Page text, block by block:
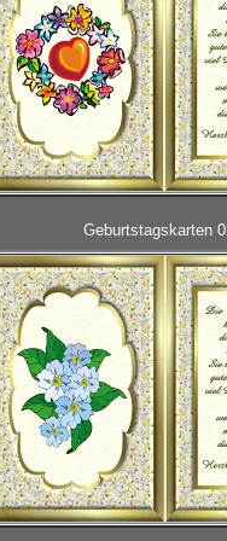
Geburtstagskarten